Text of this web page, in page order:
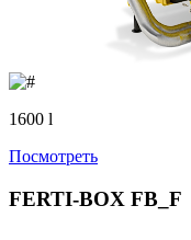
1600 l
Посмотреть
FERTI-BOX FB_F